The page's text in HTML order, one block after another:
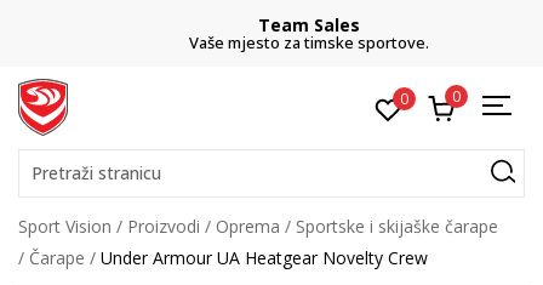
Team Sales
Vaše mjesto za timske sportove.
0 0
Pretraži stranicu
Sport Vision Proizvodi Oprema
Sportske i skijaške čarape
Čarape
Under Armour UA Heatgear Novelty Crew